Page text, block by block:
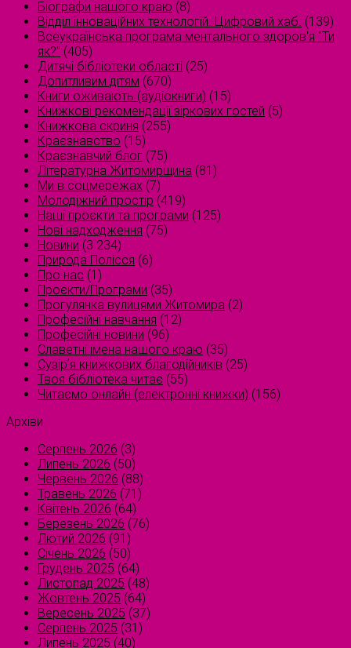
Біографи нашого краю (8)
Відділ інноваційних технологій. Цифровий хаб. (139)
Всеукраїнська програма ментального здоров'я "Ти
як?" (405)
Дитячі бібліотеки області (25)
Допитливим дітям (670)
Книги оживають (аудіокниги) (15)
Книжкові рекомендації зіркових гостей (5)
Книжкова скриня (255)
Краєзнавство (15)
Краєзнавчий блог (75)
Літературна Житомирщина (81)
Ми в соцмережах (7)
Молодіжний простір (419)
Наші проєкти та програми (125)
Нові надходження (75)
Новини (3 234)
Природа Полісся (6)
Про нас (1)
Проєкти/Програми (35)
Прогулянка вулицями Житомира (2)
Професійні навчання (12)
Професійні новини (96)
Славетні імена нашого краю (35)
Сузірʼя книжкових благодійників (25)
Твоя бібліотека читає (55)
Читаємо онлайн (електронні книжки) (156)
Архіви
Серпень 2026 (3)
Липень 2026 (50)
Червень 2026 (88)
Травень 2026 (71)
Квітень 2026 (64)
Березень 2026 (76)
Лютий 2026 (91)
Січень 2026 (50)
Грудень 2025 (64)
Листопад 2025 (48)
Жовтень 2025 (64)
Вересень 2025 (37)
Серпень 2025 (31)
Липень 2025 (40)